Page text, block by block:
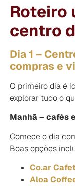
Roteiro
centro
Dia 1 –
compras e
O primeiro dia é
explorar tudo o
Manhã – cafés
Comece o dia
Boas opções
Co.ar
Aloa